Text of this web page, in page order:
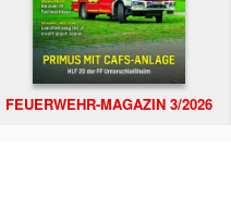
FEUERWEHR-MAGAZIN 3/2026